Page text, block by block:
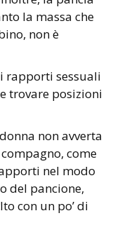
la massa che
non è
rapporti sessuali
trovare posizioni
non avverta
come
nel modo
del pancione,
con un po’ di